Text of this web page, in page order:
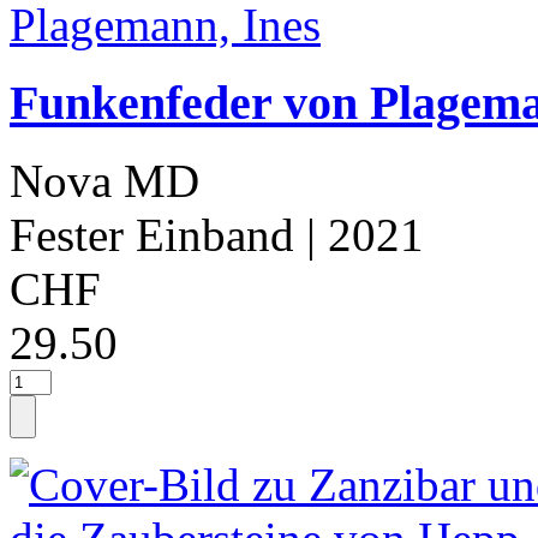
Funkenfeder von
Nova MD
Fester Einband | 2021
CHF
29.50